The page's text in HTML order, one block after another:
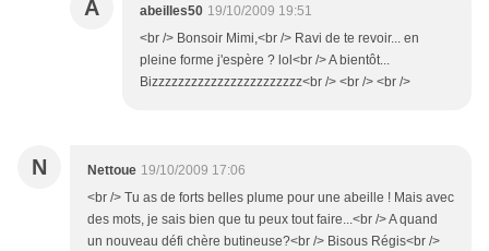
A abeilles50 19/10/2009 19:51
<br /> Bonsoir Mimi,<br /> Ravi de te revoir... en
pleine forme j'espère ? lol<br /> A bientôt...
Bizzzzzzzzzzzzzzzzzzzzzzz<br /> <br /> <br />
N Nettoue 19/10/2009 17:06
<br /> Tu as de forts belles plume pour une abeille ! Mais avec
des mots, je sais bien que tu peux tout faire...<br /> A quand
un nouveau défi chère butineuse?<br /> Bisous Régis<br />